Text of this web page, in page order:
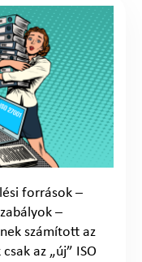
források –
–
számított az
az „új” ISO